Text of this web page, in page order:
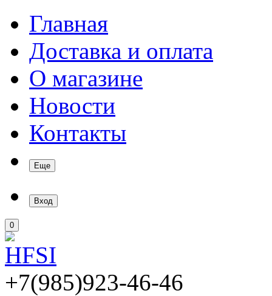
Главная
Доставка и оплата
О магазине
Новости
Контакты
Еще
Вход
0
+7(985)923-46-46